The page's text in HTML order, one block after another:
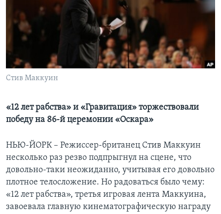
Learning English
Стив Маккуин
«12 лет рабства» и «Гравитация» торжествовали
победу на 86-й церемонии «Оскара»
НЬЮ-ЙОРК – Режиссер-британец Стив Маккуин
несколько раз резво подпрыгнул на сцене, что
довольно-таки неожиданно, учитывая его довольно
плотное телосложение. Но радоваться было чему:
«12 лет рабства», третья игровая лента Маккуина,
завоевала главную кинематографическую награду